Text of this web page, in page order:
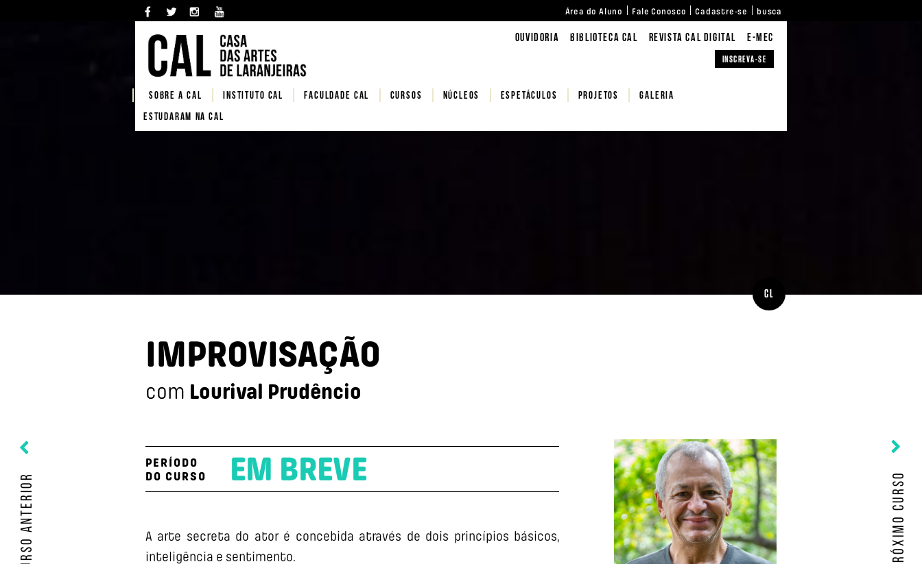
Área do Aluno Fale Conosco Cadastre-se busca
Ouvidoria BIBLIOTECA CAL REVISTA CAL DIGITAL E-MEC
INSCREVA-SE
SOBRE A CAL Instituto CAL FACULDADE CAL CURSOS NÚCLEOS Espetáculos PROJETOS Galeria
Estudaram na CAL
CL
CURSO ANTERIOR PRÓXIMO CURSO
IMPROVISAÇÃO
com Lourival Prudêncio
PERÍODO
DO CURSO
EM BREVE
A arte secreta do ator é concebida através de dois princípios básicos,
inteligência e sentimento.